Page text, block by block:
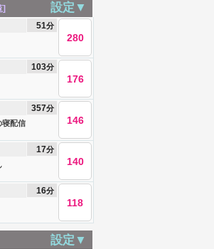
] 設定▼
51分
280
103分
176
寝配信
357分
146
17分
140
16分
118
設定▼